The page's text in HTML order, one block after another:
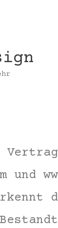
und